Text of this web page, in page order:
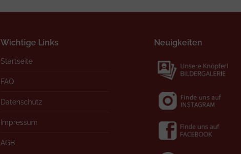
Wichtige Links
Startseite
FAQ
Datenschutz
Impressum
AGB
Neuigkeiten